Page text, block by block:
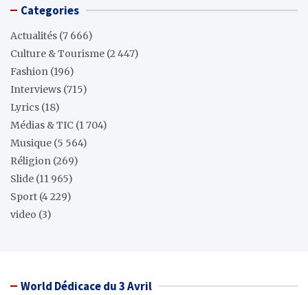
Categories
Actualités (7 666)
Culture & Tourisme (2 447)
Fashion (196)
Interviews (715)
Lyrics (18)
Médias & TIC (1 704)
Musique (5 564)
Réligion (269)
Slide (11 965)
Sport (4 229)
video (3)
World Dédicace du 3 Avril